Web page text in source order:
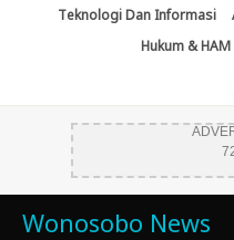
Teknologi Dan Informasi
Hukum & HAM
Wonosobo News